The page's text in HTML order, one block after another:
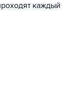
каждый